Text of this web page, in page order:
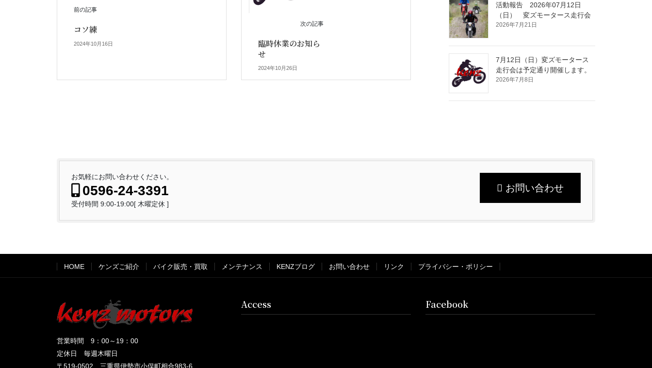
前の記事
コソ練
2024年10月16日
次の記事
臨時休業のお知ら
せ
2024年10月26日
活動報告 2026年07月12日
（日） 変ズモータース走行会
2026年7月21日
7月12日（日）変ズモータース
走行会は予定通り開催します。
2026年7月8日
お気軽にお問い合わせください。
0596-24-3391
受付時間 9:00-19:00[ 木曜定休 ]
お問い合わせ
HOME ケンズご紹介 バイク販売・買取 メンテナンス KENZブログ お問い合わせ リンク プライバシー・ポリシー
営業時間 9：00～19：00
定休日 毎週木曜日
〒519-0502 三重県伊勢市小俣町相合983-6
Access Facebook